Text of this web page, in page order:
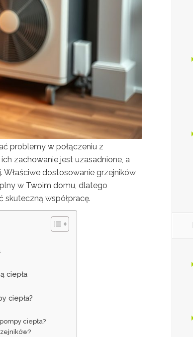
problemy w połączeniu z
zachowanie jest uzasadnione, a
dostosowanie grzejników
w Twoim domu, dlatego
skuteczną współpracę.
ciepła
ciepła?
ciepła?